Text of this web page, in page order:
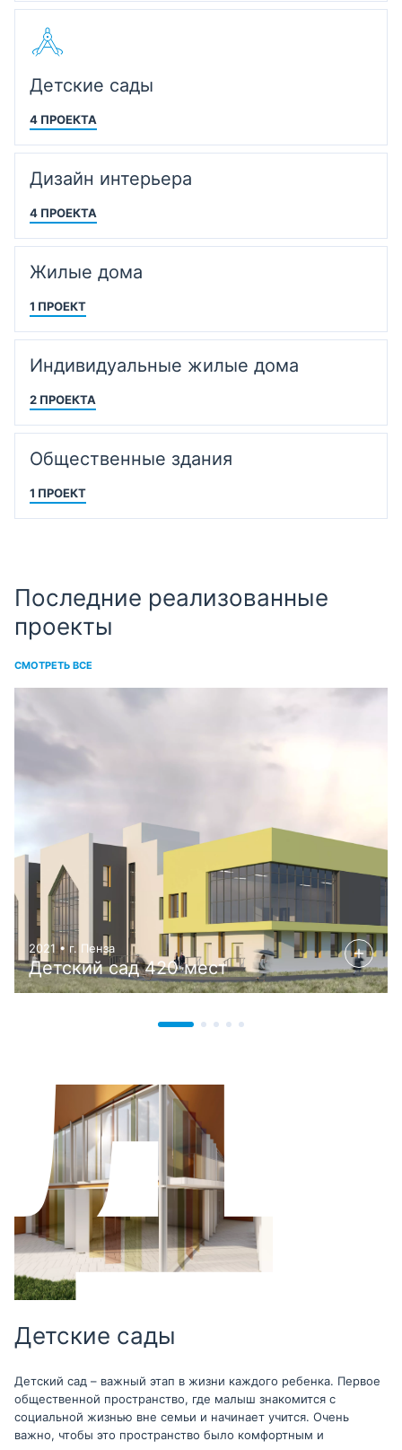
Детские сады
4 ПРОЕКТА
Дизайн интерьера
4 ПРОЕКТА
Жилые дома
1 ПРОЕКТ
Индивидуальные жилые дома
2 ПРОЕКТА
Общественные здания
1 ПРОЕКТ
Последние реализованные
проекты
СМОТРЕТЬ ВСЕ
2021 • г. Пенза
Детский сад 420 мест
Детские сады
Детский сад – важный этап в жизни каждого ребенка. Первое
общественной пространство, где малыш знакомится с
социальной жизнью вне семьи и начинает учится. Очень
важно, чтобы это пространство было комфортным и